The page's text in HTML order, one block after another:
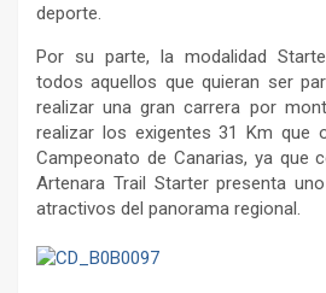
deporte.
Por su parte, la modalidad
todos aquellos que quieran ser
realizar una gran carrera por
realizar los exigentes 31 Km que
Campeonato de Canarias, ya que
Artenara Trail Starter presenta
atractivos del panorama regional.